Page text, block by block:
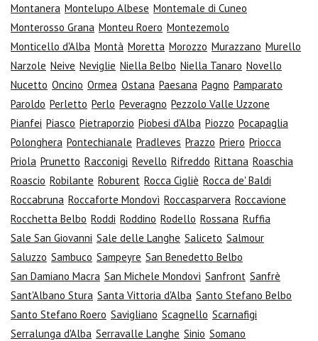
Montanera Montelupo Albese Montemale di Cuneo
Monterosso Grana Monteu Roero Montezemolo
Monticello d'Alba Montà Moretta Morozzo Murazzano Murello
Narzole Neive Neviglie Niella Belbo Niella Tanaro Novello
Nucetto Oncino Ormea Ostana Paesana Pagno Pamparato
Paroldo Perletto Perlo Peveragno Pezzolo Valle Uzzone
Pianfei Piasco Pietraporzio Piobesi d'Alba Piozzo Pocapaglia
Polonghera Pontechianale Pradleves Prazzo Priero Priocca
Priola Prunetto Racconigi Revello Rifreddo Rittana Roaschia
Roascio Robilante Roburent Rocca Cigliè Rocca de' Baldi
Roccabruna Roccaforte Mondovì Roccasparvera Roccavione
Rocchetta Belbo Roddi Roddino Rodello Rossana Ruffia
Sale San Giovanni Sale delle Langhe Saliceto Salmour
Saluzzo Sambuco Sampeyre San Benedetto Belbo
San Damiano Macra San Michele Mondovì Sanfront Sanfrè
Sant'Albano Stura Santa Vittoria d'Alba Santo Stefano Belbo
Santo Stefano Roero Savigliano Scagnello Scarnafigi
Serralunga d'Alba Serravalle Langhe Sinio Somano